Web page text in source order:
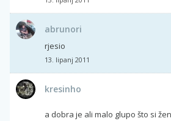
abrunori
rjesio
13. lipanj 2011
kresinho
a dobra je ali malo glupo što si